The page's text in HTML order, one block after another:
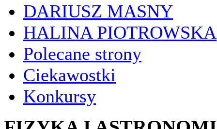
DARIUSZ MASNY
HALINA PIOTROWSKA
Polecane strony
Ciekawostki
Konkursy